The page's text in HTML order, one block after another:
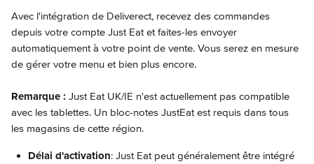
Avec l'intégration de Deliverect, recevez des commandes
depuis votre compte Just Eat et faites-les envoyer
automatiquement à votre point de vente. Vous serez en mesure
de gérer votre menu et bien plus encore.
Remarque : Just Eat UK/IE n'est actuellement pas compatible
avec les tablettes. Un bloc-notes JustEat est requis dans tous
les magasins de cette région.
Délai d'activation: Just Eat peut généralement être intégré